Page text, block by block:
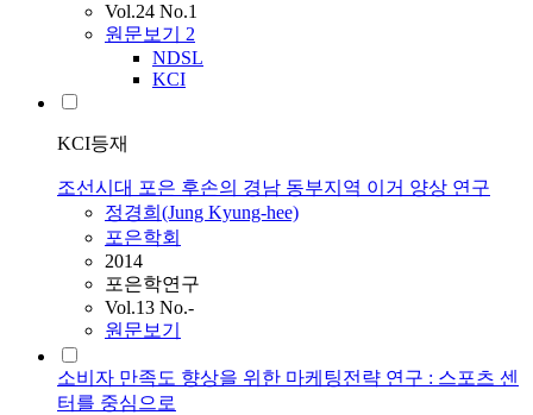
Vol.24 No.1
원문보기 2
NDSL
KCI
KCI등재
조선시대 포은 후손의 경남 동부지역 이거 양상 연구
정경희 (Jung Kyung-hee)
포은학회
2014
포은학연구
Vol.13 No.-
원문보기
소비자 만족도 향상을 위한 마케팅전략 연구 : 스포츠 센
터를 중심으로